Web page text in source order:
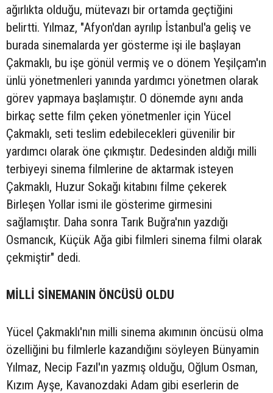
ağırlıkta olduğu, mütevazı bir ortamda geçtiğini
belirtti. Yılmaz, "Afyon'dan ayrılıp İstanbul'a geliş ve
burada sinemalarda yer gösterme işi ile başlayan
Çakmaklı, bu işe gönül vermiş ve o dönem Yeşilçam'ın
ünlü yönetmenleri yanında yardımcı yönetmen olarak
görev yapmaya başlamıştır. O dönemde aynı anda
birkaç sette film çeken yönetmenler için Yücel
Çakmaklı, seti teslim edebilecekleri güvenilir bir
yardımcı olarak öne çıkmıştır. Dedesinden aldığı milli
terbiyeyi sinema filmlerine de aktarmak isteyen
Çakmaklı, Huzur Sokağı kitabını filme çekerek
Birleşen Yollar ismi ile gösterime girmesini
sağlamıştır. Daha sonra Tarık Buğra'nın yazdığı
Osmancık, Küçük Ağa gibi filmleri sinema filmi olarak
çekmiştir" dedi.
MİLLİ SİNEMANIN ÖNCÜSÜ OLDU
Yücel Çakmaklı'nın milli sinema akımının öncüsü olma
özelliğini bu filmlerle kazandığını söyleyen Bünyamin
Yılmaz, Necip Fazıl'ın yazmış olduğu, Oğlum Osman,
Kızım Ayşe, Kavanozdaki Adam gibi eserlerin de